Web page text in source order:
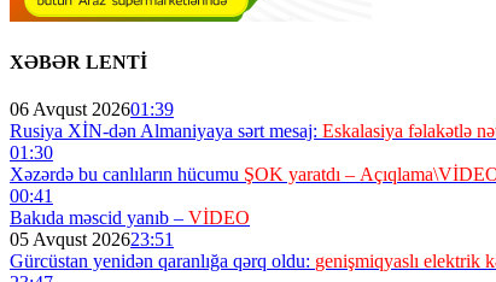
XƏBƏR LENTİ
06 Avqust 202601:39
Rusiya XİN-dən Almaniyaya sərt mesaj: Eskalasiya fəlakətlə
01:30
Xəzərdə bu canlıların hücumu ŞOK yaratdı –
00:41
Bakıda məscid yanıb – VİDEO
05 Avqust 202623:51
Gürcüstan yenidən qaranlığa qərq oldu: genişmiqyaslı elektrik